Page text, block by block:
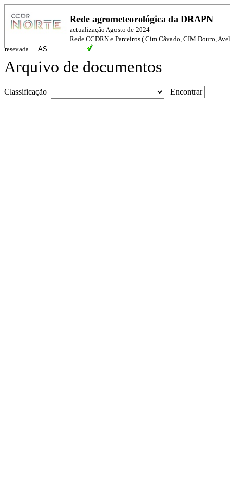
Rede agrometeorológica da DRAPN
actualização Agosto de 2024
Rede CCDRN e Parceiros ( Cim Câvado, CIM Douro,
resevada
Arquivo de documentos
Classificação Encontrar